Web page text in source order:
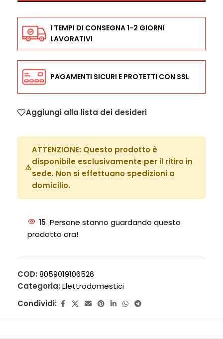
I TEMPI DI CONSEGNA 1-2 GIORNI
LAVORATIVI
PAGAMENTI SICURI E PROTETTI CON SSL
Aggiungi alla lista dei desideri
⚠️
ATTENZIONE: Questo prodotto è
disponibile esclusivamente per il ritiro in
sede. Non si effettuano spedizioni a
domicilio.
15 Persone stanno guardando questo
prodotto ora!
COD: 8059019106526
Categoria: Elettrodomestici
Condividi: